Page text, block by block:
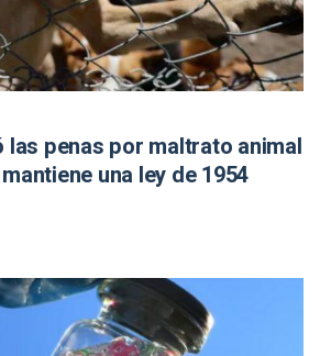
las penas por maltrato animal
una ley de 1954